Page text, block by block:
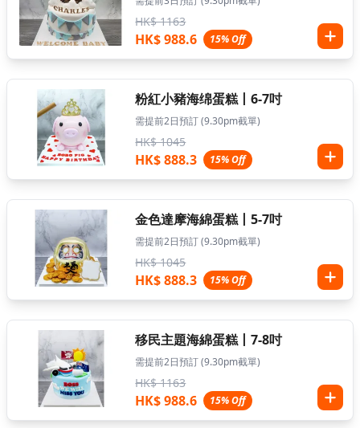
HK$ 1163
HK$ 988.6 15% Off
粉紅小豬海绵蛋糕丨6-7吋
需提前2日預訂 (9.30pm截單)
HK$ 1045
HK$ 888.3 15% Off
金色達摩海綿蛋糕丨5-7吋
需提前2日預訂 (9.30pm截單)
HK$ 1045
HK$ 888.3 15% Off
移民主題海綿蛋糕丨7-8吋
需提前2日預訂 (9.30pm截單)
HK$ 1163
HK$ 988.6 15% Off